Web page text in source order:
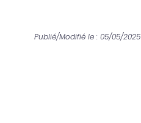
Publié/Modifié le : 05/05/2025